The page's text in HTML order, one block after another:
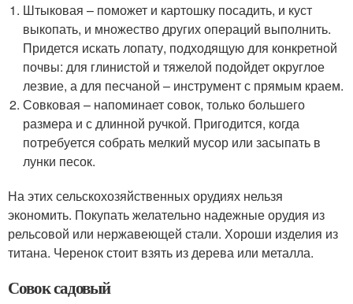
Штыковая – поможет и картошку посадить, и куст
выкопать, и множество других операций выполнить.
Придется искать лопату, подходящую для конкретной
почвы: для глинистой и тяжелой подойдет округлое
лезвие, а для песчаной – инструмент с прямым краем.
Совковая – напоминает совок, только большего
размера и с длинной ручкой. Пригодится, когда
потребуется собрать мелкий мусор или засыпать в
лунки песок.
На этих сельскохозяйственных орудиях нельзя
экономить. Покупать желательно надежные орудия из
рельсовой или нержавеющей стали. Хороши изделия из
титана. Черенок стоит взять из дерева или металла.
Совок садовый